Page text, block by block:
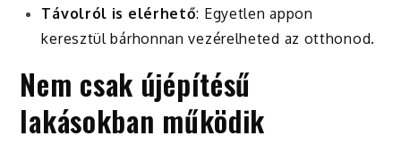
Távolról is elérhető: Egyetlen appon
keresztül bárhonnan vezérelheted az otthonod.
Nem csak újépítésű
lakásokban működik